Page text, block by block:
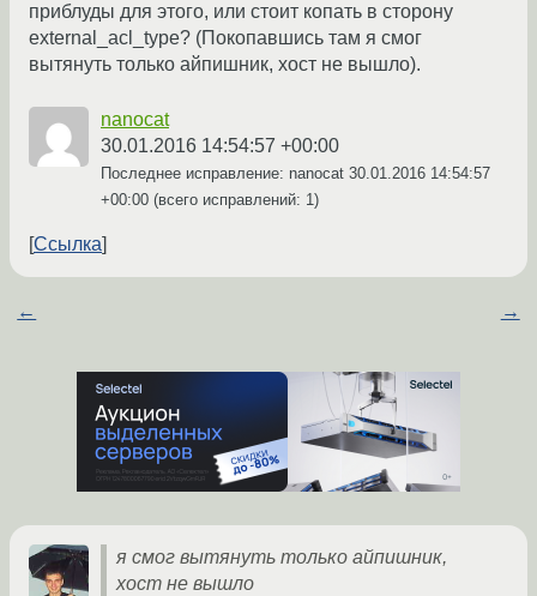
приблуды для этого, или стоит копать в сторону
external_acl_type? (Покопавшись там я смог
вытянуть только айпишник, хост не вышло).
nanocat
30.01.2016 14:54:57 +00:00
Последнее исправление: nanocat 30.01.2016 14:54:57
+00:00 (всего исправлений: 1)
Ссылка
← →
я смог вытянуть только айпишник,
хост не вышло